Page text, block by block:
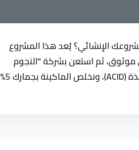
الإنشائي؟ يُعد هذا المشروع
موثوق، ثم استعن بشركة "النجوم
إيجيبت" لتوفير خدمة الاستيراد لحساب الغير (EOR). نحن نُفعل منظومة نافذة (ACID)، ونخلص الماكينة بجمارك 5%